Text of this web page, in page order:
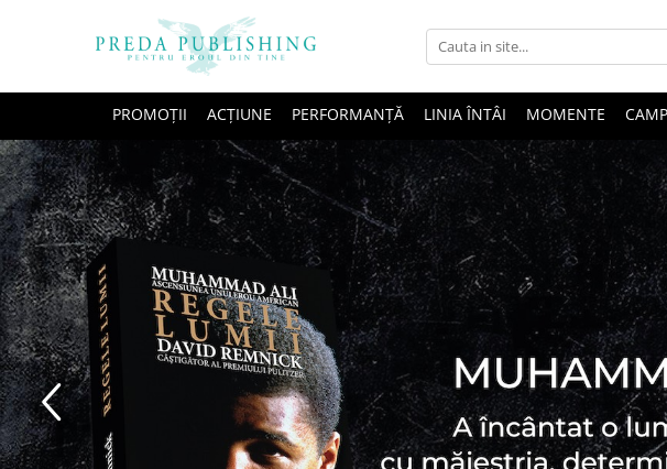
PROMOȚII ACȚIUNE PERFORMANȚĂ LINIA ÎNTÂI MOMENTE